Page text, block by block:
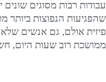
עבודות רבות מסוגים שונים
שהפגיעות הנפוצות
פיזית אולם, גם אנשים שלא
ממושכת רוב שעות היום,